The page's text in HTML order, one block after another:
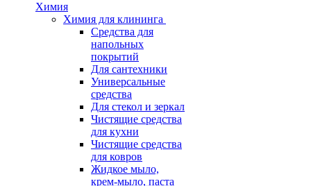
Химия
Химия для клининга
Средства для
напольных
покрытий
Для сантехники
Универсальные
средства
Для стекол и зеркал
Чистящие средства
для кухни
Чистящие средства
для ковров
Жидкое мыло,
крем-мыло, паста